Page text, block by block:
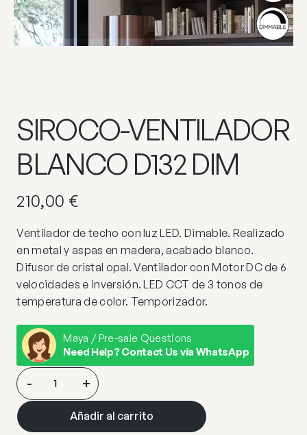
SIROCO-VENTILADOR
BLANCO D132 DIM
210,00 €
Ventilador de techo con luz LED. Dimable. Realizado
en metal y aspas en madera, acabado blanco.
Difusor de cristal opal. Ventilador con Motor DC de 6
velocidades e inversión. LED CCT de 3 tonos de
temperatura de color. Temporizador.
Maya / Pre-sale Questions
Need Help? Contact Us via WhatsApp
SIROCO-
VENTILADOR
BLANCO
D132
- +
Añadir al carrito